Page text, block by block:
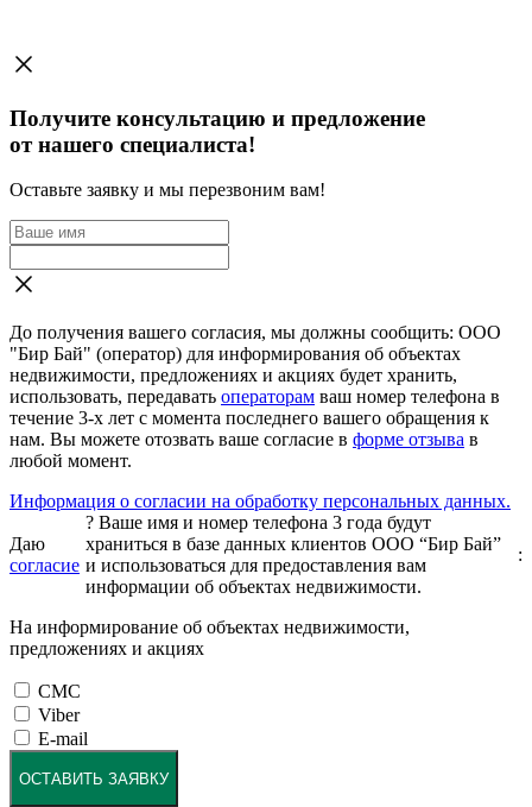
Получите консультацию и предложение
от нашего специалиста!
Оставьте заявку и мы перезвоним вам!
До получения вашего согласия, мы должны сообщить: ООО
"Бир Бай" (оператор) для информирования об объектах
недвижимости, предложениях и акциях будет хранить,
использовать, передавать операторам ваш номер телефона в
течение 3-х лет с момента последнего вашего обращения к
нам. Вы можете отозвать ваше согласие в форме отзыва в
любой момент.
Информация о согласии на обработку персональных данных.
Даю
согласие
? Ваше имя и номер телефона 3 года будут
храниться в базе данных клиентов ООО “Бир Бай”
и использоваться для предоставления вам
информации об объектах недвижимости.
:
На информирование об объектах недвижимости,
предложениях и акциях
СМС
Viber
E-mail
ОСТАВИТЬ ЗАЯВКУ